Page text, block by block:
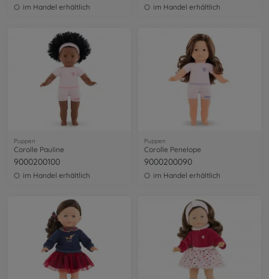
im Handel erhältlich im Handel erhältlich
Puppen
Corolle Pauline
9000200100
im Handel erhältlich
Puppen
Corolle Penelope
9000200090
im Handel erhältlich